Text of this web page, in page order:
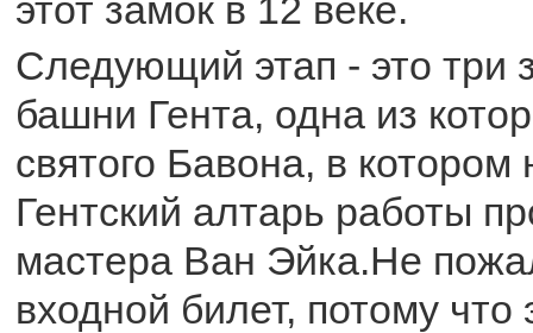
этот замок в 12 веке.
Следующий этап - это три
башни Гента, одна из
святого Бавона, в котором
Гентский алтарь работы
мастера Ван Эйка.Не
входной билет, потому что